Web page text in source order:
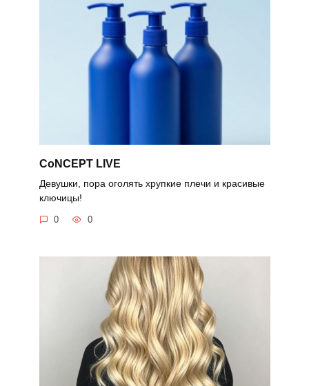
CoNCEPT LIVE
Девушки, пора оголять хрупкие плечи и красивые
ключицы!
0 0